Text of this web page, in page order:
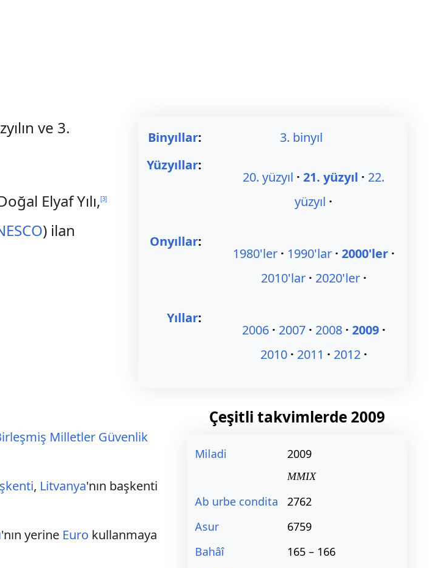
Binyıllar:
3. binyıl
Yüzyıllar:
20. yüzyıl 21. yüzyıl
22.
yüzyıl
Onyıllar:
1980'ler 1990'lar 2000'ler
2010'lar
2020'ler
Yıllar:
2006 2007 2008 2009
2010
2011 2012
Çeşitli takvimlerde 2009
Miladi 2009
MMIX
Ab urbe condita
2762
Asur
6759
Bahâî
165 – 166
ve 3.
Elyaf Yılı,[3]
) ilan
Milletler Güvenlik
, Litvanya'nın başkenti
'nın yerine Euro kullanmaya